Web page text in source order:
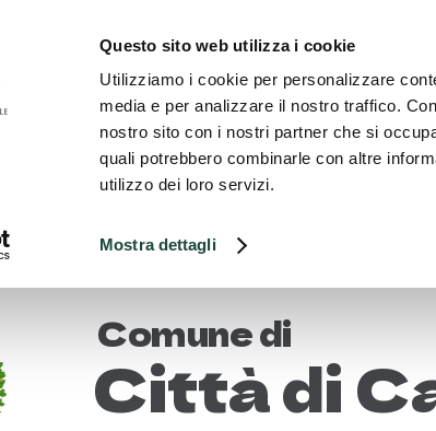
Questo sito web utilizza i cookie
Utilizziamo i cookie per personalizzare
media e per analizzare il nostro traffico.
nostro sito con i nostri partner che si
quali potrebbero combinarle con altre
utilizzo dei loro servizi.
Mostra dettagli
Home
Piani di
Comune di
Città di